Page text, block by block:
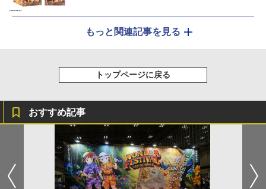
もっと関連記事を見る
トップページに戻る
おすすめ記事